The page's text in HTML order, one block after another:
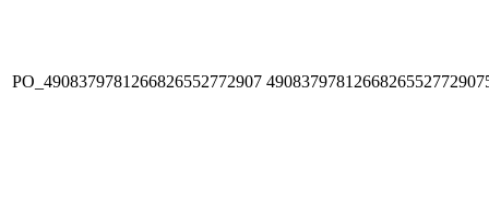
PO_4908379781266826552772907